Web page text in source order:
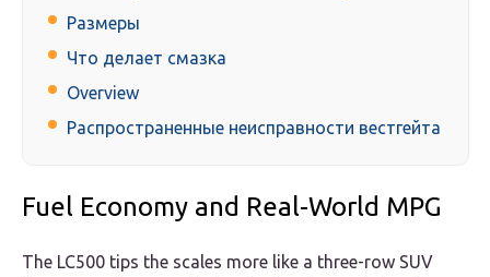
Размеры
Что делает смазка
Overview
Распространенные неисправности вестгейта
Fuel Economy and Real-World MPG
The LC500 tips the scales more like a three-row SUV